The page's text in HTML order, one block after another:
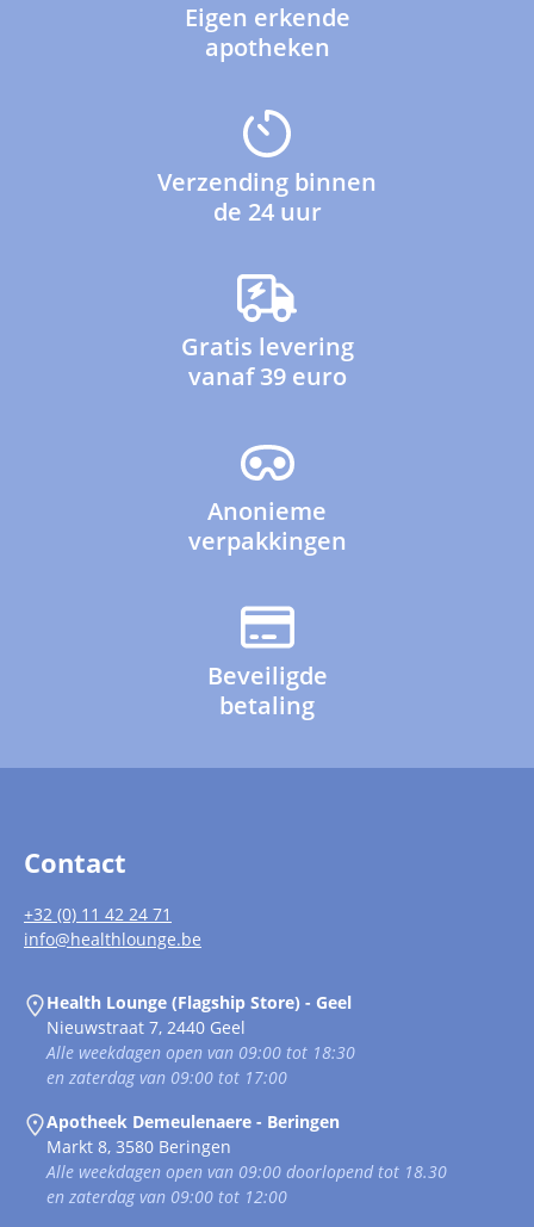
Eigen erkende
apotheken
Verzending binnen
de 24 uur
Gratis levering
vanaf 39 euro
Anonieme
verpakkingen
Beveiligde
betaling
Contact
+32 (0) 11 42 24 71
info@healthlounge.be
Health Lounge (Flagship Store) - Geel
Nieuwstraat 7, 2440 Geel
Alle weekdagen open van 09:00 tot 18:30
en zaterdag van 09:00 tot 17:00
Apotheek Demeulenaere - Beringen
Markt 8, 3580 Beringen
Alle weekdagen open van 09:00 doorlopend tot 18.30
en zaterdag van 09:00 tot 12:00